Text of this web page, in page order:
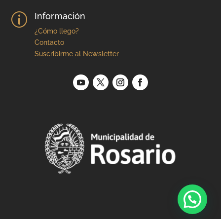
p Información
¿Cómo llego?
Contacto
Suscribirme al Newsletter